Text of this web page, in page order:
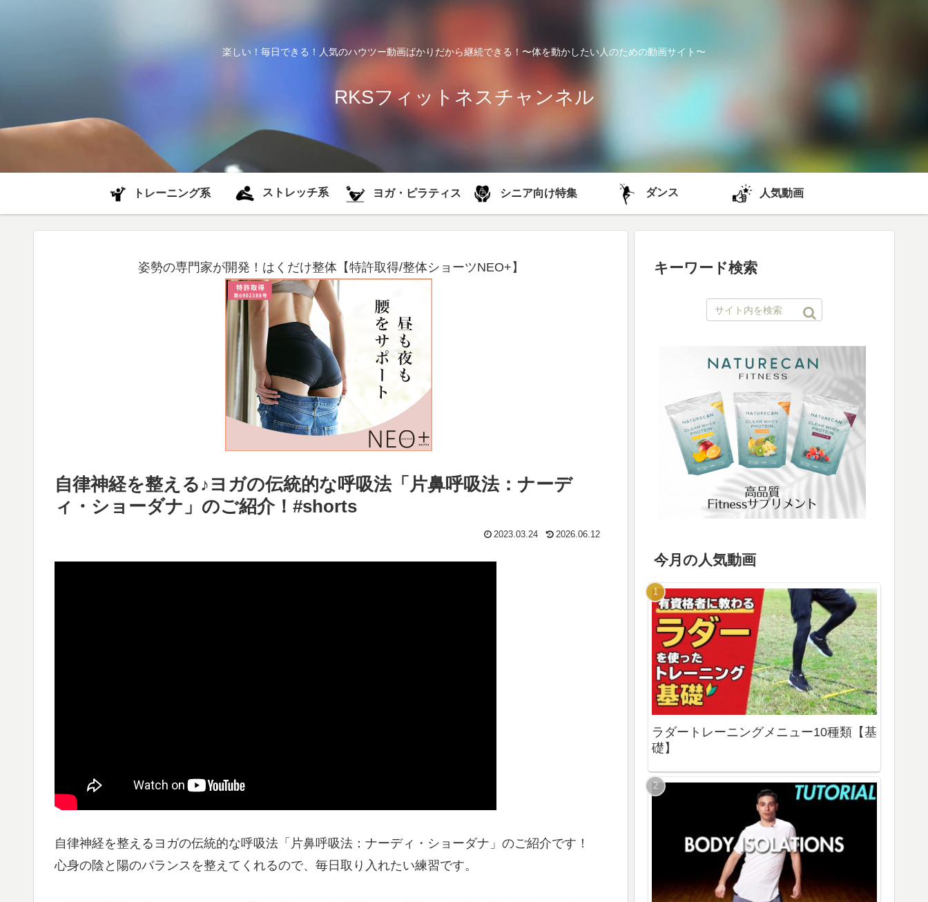
楽しい！毎日できる！人気のハウツー動画ばかりだから継続できる！〜体を動かしたい人のための動画サイト〜
RKSフィットネスチャンネル
トレーニング系 ストレッチ系 ヨガ・ピラティス シニア向け特集 ダンス 人気動画
姿勢の専門家が開発！はくだけ整体【特許取得/整体ショーツNEO+】
自律神経を整える♪ヨガの伝統的な呼吸法「片鼻呼吸法：ナーデ
ィ・ショーダナ」のご紹介！#shorts
2023.03.24 2026.06.12
自律神経を整えるヨガの伝統的な呼吸法「片鼻呼吸法：ナーディ・ショーダナ」のご紹介です！
心身の陰と陽のバランスを整えてくれるので、毎日取り入れたい練習です。
キーワード検索
今月の人気動画
ラダートレーニングメニュー10種類【基
礎】